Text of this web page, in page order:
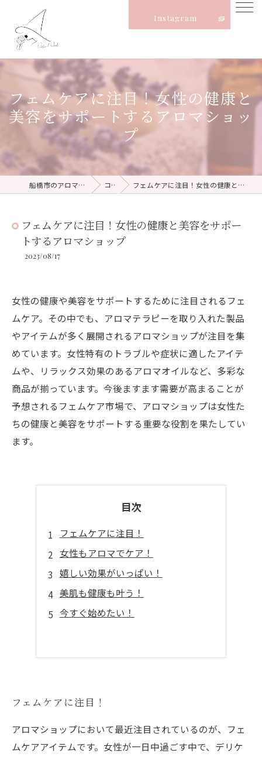
Instagram
フェムケアに注目！女性の健康と
美容をサポートするアロマショッ
プ
船橋市のアロマならNatural Witch コラム フェムケアに注目！女性の健康と美容をサポートするアロマショップ
フェムケアに注目！女性の健康と美容をサポー
トするアロマショップ
2023/08/17
女性の健康や美容をサポートするために注目されるフェ
ムケア。その中でも、アロマテラピーを取り入れた製品
やアイテムが多く展開されるアロマショップが注目を集
めています。女性特有のトラブルや症状に適したアイテ
ムや、リラックス効果のあるアロマオイルなど、多彩な
商品が揃っています。今後ますます需要が高まることが
予想されるフェムケア市場で、アロマショップは女性た
ちの健康と美容をサポートする重要な役割を果たしてい
ます。
目次
フェムケアに注目！
女性もアロマでケア！
嬉しい効果がいっぱい！
美肌も健康も叶う！
今すぐ始めたい！
フェムケアに注目！
アロマショップにおいて最近注目されているのが、フェ
ムケアアイテムです。女性が一日中過ごす中で、デリケ